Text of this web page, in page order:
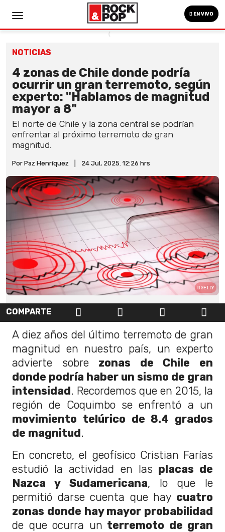
EN VIVO
NOTICIAS
4 zonas de Chile donde podría
ocurrir un gran terremoto, según
experto: "Hablamos de magnitud
mayor a 8"
El norte de Chile y la zona central se podrían
enfrentar al próximo terremoto de gran
magnitud.
Por Paz Henríquez 24 Jul, 2025. 12:26 hrs
GETTY
COMPARTE
A diez años del último terremoto de gran
magnitud en nuestro país, un experto
advierte sobre zonas de Chile en
donde podría haber un sismo de gran
intensidad. Recordemos que en 2015, la
región de Coquimbo se enfrentó a un
movimiento telúrico de 8.4 grados
de magnitud.
En concreto, el geofísico Cristian Farías
estudió la actividad en lasplacas de
Nazca y Sudamericana, lo que le
permitió darse cuenta que hay cuatro
zonas donde hay mayor probabilidad
de que ocurra un terremoto de gran